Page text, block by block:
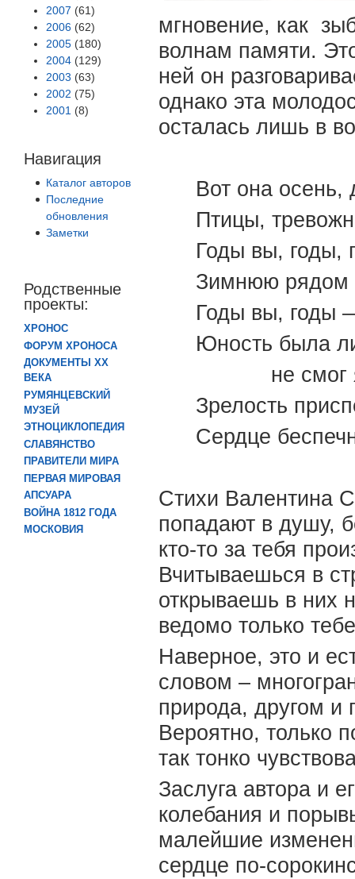
2007 (61)
2006 (62)
2005 (180)
2004 (129)
2003 (63)
2002 (75)
2001 (8)
Навигация
Каталог авторов
Последние
обновления
Заметки
Родственные
проекты:
ХРОНОС
ФОРУМ ХРОНОСА
ДОКУМЕНТЫ XX
ВЕКА
РУМЯНЦЕВСКИЙ
МУЗЕЙ
ЭТНОЦИКЛОПЕДИЯ
СЛАВЯНСТВО
ПРАВИТЕЛИ МИРА
ПЕРВАЯ МИРОВАЯ
АПСУАРА
ВОЙНА 1812 ГОДА
МОСКОВИЯ
мгновение, как
волнам памяти.
ней он
однако эта
осталась лишь в
Вот она
Птицы,
Годы вы,
Зимнюю рядом
Годы вы, годы
Юность была
не смог
Зрелость
Сердце
Стихи Валентина
попадают в душу,
кто-то за тебя
Вчитываешься в
открываешь в них
ведомо только
Наверное, это и
словом –
природа, другом и
Вероятно, только
так тонко
Заслуга автора и
колебания и
малейшие
сердце по-